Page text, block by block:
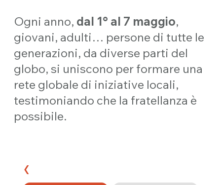
Ogni anno, dal 1° al 7 maggio,
giovani, adulti… persone di tutte le
generazioni, da diverse parti del
globo, si uniscono per formare una
rete globale di iniziative locali,
testimoniando che la fratellanza è
possibile.
‹